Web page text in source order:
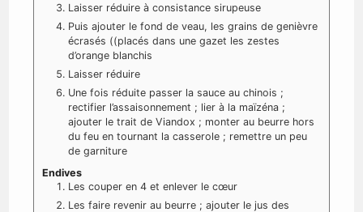
Laisser réduire à consistance sirupeuse
Puis ajouter le fond de veau, les grains de genièvre
écrasés ((placés dans une gazet les zestes
d’orange blanchis
Laisser réduire
Une fois réduite passer la sauce au chinois ;
rectifier l’assaisonnement ; lier à la maïzéna ;
ajouter le trait de Viandox ; monter au beurre hors
du feu en tournant la casserole ; remettre un peu
de garniture
Endives
Les couper en 4 et enlever le cœur
Les faire revenir au beurre ; ajouter le jus des